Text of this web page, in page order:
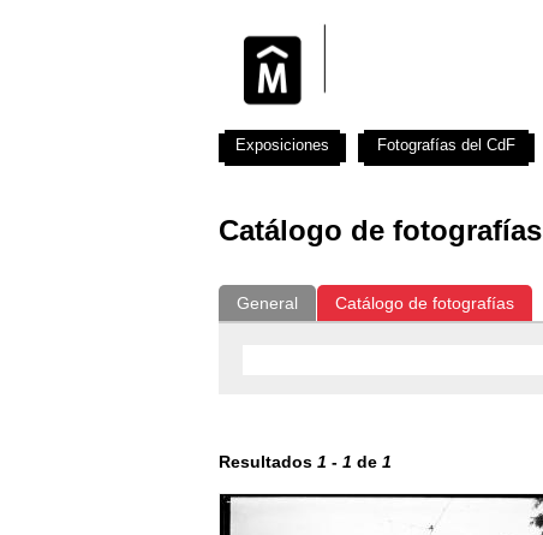
Catálogo de fotografías
General Catálogo de fotografías
Resultados 1 - 1 de 1
Exposiciones Fotografías del CdF